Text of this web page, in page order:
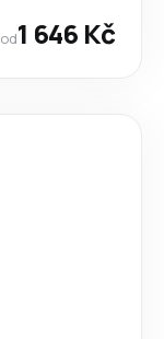
od1 646 Kč